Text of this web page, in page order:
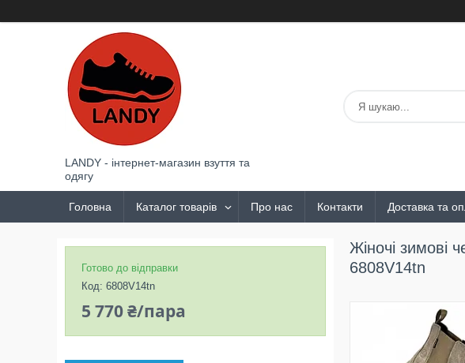
LANDY - інтернет-магазин взуття та
одягу
Головна Каталог товарів Про нас Контакти Доставка та
Жіночі зимові
6808V14tn
Готово до відправки
Код: 6808V14tn
5 770 ₴/пара